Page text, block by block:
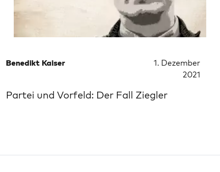
Benedikt Kaiser
1. Dezember
2021
Partei und Vorfeld: Der Fall Ziegler